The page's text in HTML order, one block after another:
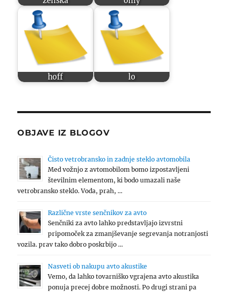
hoff lo
OBJAVE IZ BLOGOV
Čisto vetrobransko in zadnje steklo avtomobila
Med vožnjo z avtomobilom bomo izpostavljeni
številnim elementom, ki bodo umazali naše
vetrobransko steklo. Voda, prah, …
Različne vrste senčnikov za avto
Senčniki za avto lahko predstavljajo izvrstni
pripomoček za zmanjševanje segrevanja notranjosti
vozila. prav tako dobro poskrbijo …
Nasveti ob nakupu avto akustike
Vemo, da lahko tovarniško vgrajena avto akustika
ponuja precej dobre možnosti. Po drugi strani pa